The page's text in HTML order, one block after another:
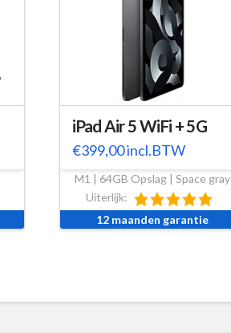
iPad Air 5 WiFi + 5G
€399,00incl.BTW
M1 | 64GB Opslag | Space gray
Uiterlijk:
12 maanden garantie